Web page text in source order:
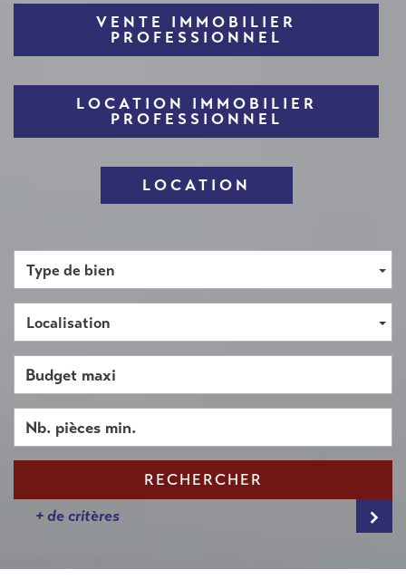
VENTE IMMOBILIER
PROFESSIONNEL
LOCATION IMMOBILIER
PROFESSIONNEL
LOCATION
Type de bien
Localisation
RECHERCHER
+ de critères